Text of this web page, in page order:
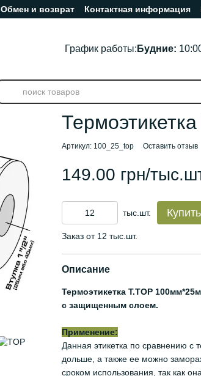
Обмен и возврат Контактная информация
График работы: Будние:
Артикул: 100_25_top Оставить отзыв
149.00 грн/
тыс.шт. Купить
Заказ от 12 тыс.шт.
Описание
Термоэтикетка Т.TOP
с защищенным слоем.
Применение:
Данная этикетка по сравнению с
дольше, а также ее можно
сроком использования, так как